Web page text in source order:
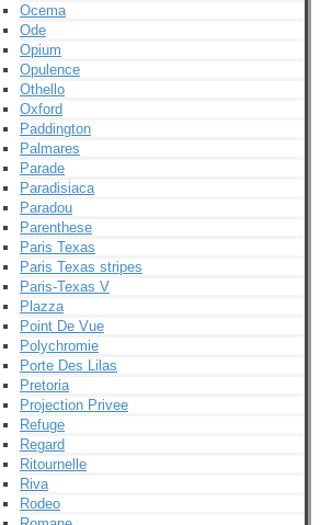
Ocema
Ode
Opium
Opulence
Othello
Oxford
Paddington
Palmares
Parade
Paradisiaca
Paradou
Parenthese
Paris Texas
Paris Texas stripes
Paris-Texas V
Plazza
Point De Vue
Polychromie
Porte Des Lilas
Pretoria
Projection Privee
Refuge
Regard
Ritournelle
Riva
Rodeo